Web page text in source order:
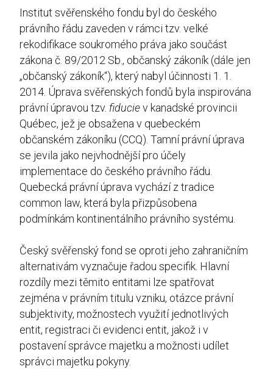
Institut svěřenského fondu byl do českého
právního řádu zaveden v rámci tzv. velké
rekodifikace soukromého práva jako součást
zákona č. 89/2012 Sb., občanský zákoník (dále jen
„občanský zákoník“), který nabyl účinnosti 1. 1.
2014. Úprava svěřenských fondů byla inspirována
právní úpravou tzv. fiduciev kanadské provincii
Québec, jež je obsažena v quebeckém
občanském zákoníku (CCQ). Tamní právní úprava
se jevila jako nejvhodnější pro účely
implementace do českého právního řádu.
Quebecká právní úprava vychází z tradice
common law, která byla přizpůsobena
podmínkám kontinentálního právního systému.
Český svěřenský fond se oproti jeho zahraničním
alternativám vyznačuje řadou specifik. Hlavní
rozdíly mezi těmito entitami lze spatřovat
zejména v právním titulu vzniku, otázce právní
subjektivity, možnostech využití jednotlivých
entit, registraci či evidenci entit, jakož i v
postavení správce majetku a možnosti udílet
správci majetku pokyny.